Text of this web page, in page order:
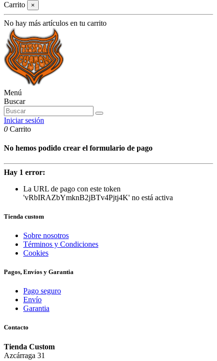
Carrito
×
No hay más artículos en tu carrito
Menú
Buscar
Iniciar sesión
0 Carrito
No hemos podido crear el formulario de pago
Hay 1 error:
La URL de pago con este token
'vRbIRAZbYmknB2jBTv4Pjtj4K' no está activa
Tienda custom
Sobre nosotros
Términos y Condiciones
Cookies
Pagos, Envíos y Garantia
Pago seguro
Envío
Garantia
Contacto
Tienda Custom
Azcárraga 31